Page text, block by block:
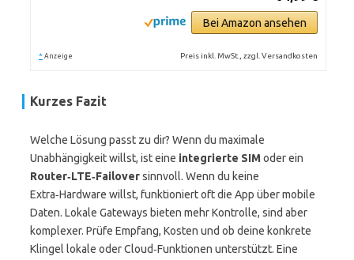
Bei Amazon ansehen
* Anzeige Preis inkl. MwSt., zzgl. Versandkosten
Kurzes Fazit
Welche Lösung passt zu dir? Wenn du maximale
Unabhängigkeit willst, ist eine integrierte SIModer ein
Router‑LTE‑Failoversinnvoll. Wenn du keine
Extra‑Hardware willst, funktioniert oft die App über mobile
Daten. Lokale Gateways bieten mehr Kontrolle, sind aber
komplexer. Prüfe Empfang, Kosten und ob deine konkrete
Klingel lokale oder Cloud‑Funktionen unterstützt. Eine